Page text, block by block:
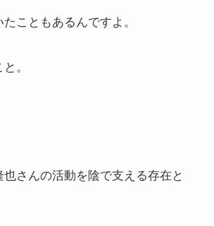
こともあるんですよ。
。
さんの活動を陰で支える存在と